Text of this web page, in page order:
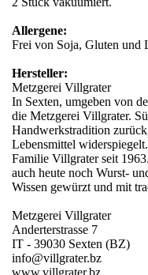
Allergene:
Frei von Soja, Gluten und
Hersteller:
Metzgerei Villgrater
In Sexten, umgeben von
die Metzgerei Villgrater.
Handwerkstradition
Lebensmittel
Familie Villgrater seit
auch heute noch Wurst-
Wissen gewürzt und mit
Metzgerei Villgrater
Anderterstrasse 7
IT - 39030 Sexten (BZ)
info@villgrater.bz
www.villgrater.bz